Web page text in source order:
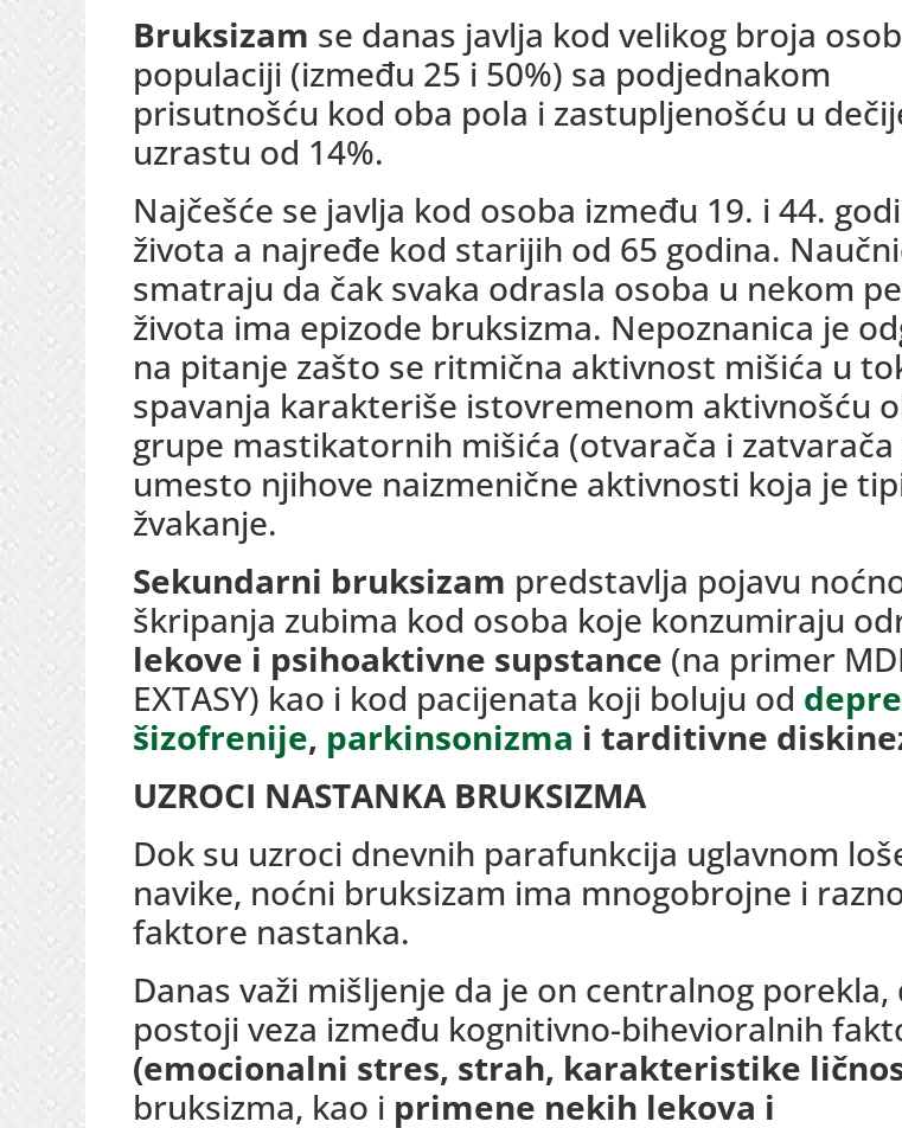
Bruksizam se danas javlja kod velikog broja
populaciji (između 25 i 50%) sa podjednakom
prisutnošću kod oba pola i zastupljenošću u
uzrastu od 14%.
Najčešće se javlja kod osoba između 19. i 44.
života a najređe kod starijih od 65 godina.
smatraju da čak svaka odrasla osoba u nekom
života ima epizode bruksizma. Nepoznanica je
na pitanje zašto se ritmična aktivnost mišića u
spavanja karakteriše istovremenom aktivnošću
grupe mastikatornih mišića (otvarača i zatvarača
umesto njihove naizmenične aktivnosti koja je
žvakanje.
Sekundarni bruksizam predstavlja pojavu
škripanja zubima kod osoba koje konzumiraju
lekove i psihoaktivne supstance (na primer
EXTASY) kao i kod pacijenata koji boluju od
šizofrenije, parkinsonizma i tarditivne
UZROCI NASTANKA BRUKSIZMA
Dok su uzroci dnevnih parafunkcija uglavnom
navike, noćni bruksizam ima mnogobrojne i
faktore nastanka.
Danas važi mišljenje da je on centralnog porekla,
postoji veza između kognitivno-bihevioralnih
(emocionalni stres, strah, karakteristike
bruksizma, kao i primene nekih lekova i